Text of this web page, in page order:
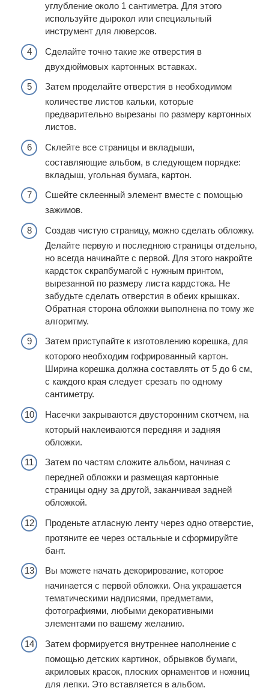
углубление около 1 сантиметра. Для этого
используйте дырокол или специальный
инструмент для люверсов.
Сделайте точно такие же отверстия в
двухдюймовых картонных вставках.
Затем проделайте отверстия в необходимом
количестве листов кальки, которые
предварительно вырезаны по размеру картонных
листов.
Склейте все страницы и вкладыши,
составляющие альбом, в следующем порядке:
вкладыш, угольная бумага, картон.
Сшейте склеенный элемент вместе с помощью
зажимов.
Создав чистую страницу, можно сделать обложку.
Делайте первую и последнюю страницы отдельно,
но всегда начинайте с первой. Для этого накройте
кардсток скрапбумагой с нужным принтом,
вырезанной по размеру листа кардстока. Не
забудьте сделать отверстия в обеих крышках.
Обратная сторона обложки выполнена по тому же
алгоритму.
Затем приступайте к изготовлению корешка, для
которого необходим гофрированный картон.
Ширина корешка должна составлять от 5 до 6 см,
с каждого края следует срезать по одному
сантиметру.
Насечки закрываются двусторонним скотчем, на
который наклеиваются передняя и задняя
обложки.
Затем по частям сложите альбом, начиная с
передней обложки и размещая картонные
страницы одну за другой, заканчивая задней
обложкой.
Проденьте атласную ленту через одно отверстие,
протяните ее через остальные и сформируйте
бант.
Вы можете начать декорирование, которое
начинается с первой обложки. Она украшается
тематическими надписями, предметами,
фотографиями, любыми декоративными
элементами по вашему желанию.
Затем формируется внутреннее наполнение с
помощью детских картинок, обрывков бумаги,
акриловых красок, плоских орнаментов и ножниц
для лепки. Это вставляется в альбом.